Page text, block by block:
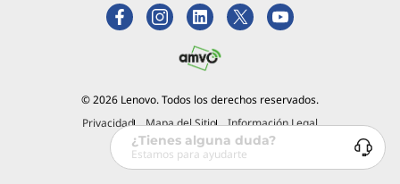
© 2026 Lenovo. Todos los derechos reservados.
Privacidad
Mapa del Sitio Información Legal
¿Tienes alguna duda?
Estamos para ayudarte